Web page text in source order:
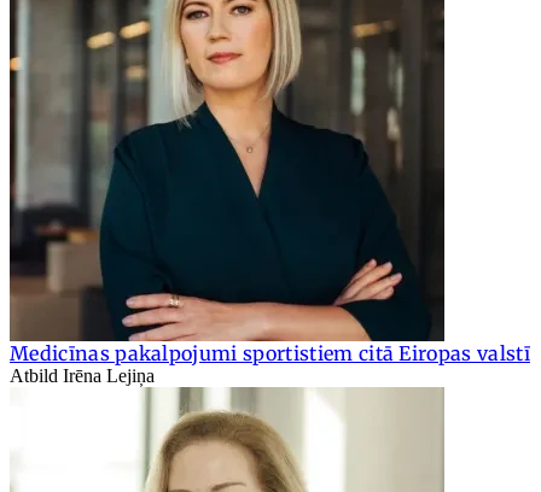
Medicīnas pakalpojumi sportistiem citā Eiropas valstī
Atbild Irēna Lejiņa